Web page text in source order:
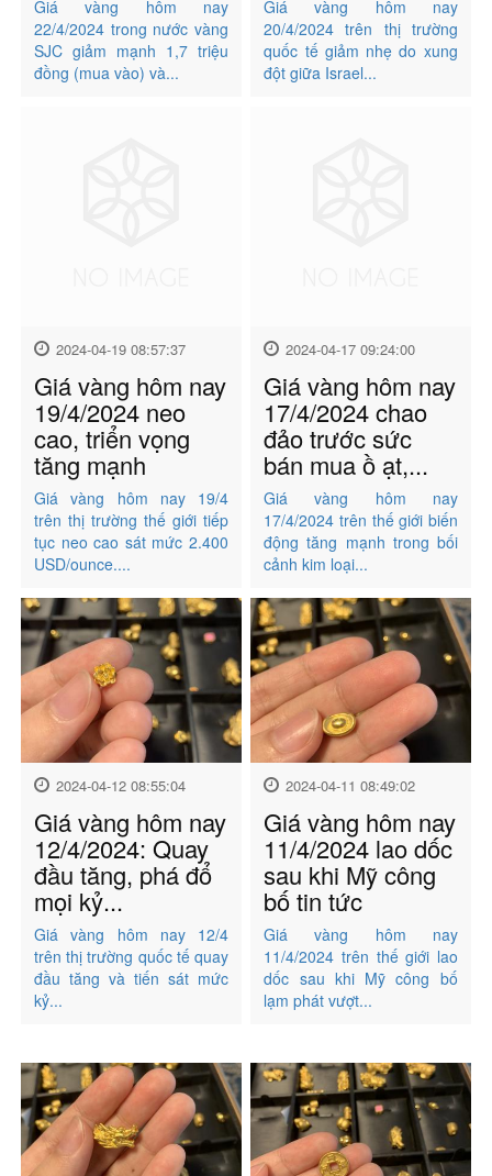
Giá vàng hôm nay
22/4/2024 trong nước vàng
SJC giảm mạnh 1,7 triệu
đồng (mua vào) và...
Giá vàng hôm nay
20/4/2024 trên thị trường
quốc tế giảm nhẹ do xung
đột giữa Israel...
2024-04-19 08:57:37
Giá vàng hôm nay
19/4/2024 neo
cao, triển vọng
tăng mạnh
Giá vàng hôm nay 19/4
trên thị trường thế giới tiếp
tục neo cao sát mức 2.400
USD/ounce....
2024-04-17 09:24:00
Giá vàng hôm nay
17/4/2024 chao
đảo trước sức
bán mua ồ ạt,...
Giá vàng hôm nay
17/4/2024 trên thế giới biến
động tăng mạnh trong bối
cảnh kim loại...
2024-04-12 08:55:04
Giá vàng hôm nay
12/4/2024: Quay
đầu tăng, phá đổ
mọi kỷ...
Giá vàng hôm nay 12/4
trên thị trường quốc tế quay
đầu tăng và tiến sát mức
kỷ...
2024-04-11 08:49:02
Giá vàng hôm nay
11/4/2024 lao dốc
sau khi Mỹ công
bố tin tức
Giá vàng hôm nay
11/4/2024 trên thế giới lao
dốc sau khi Mỹ công bố
lạm phát vượt...